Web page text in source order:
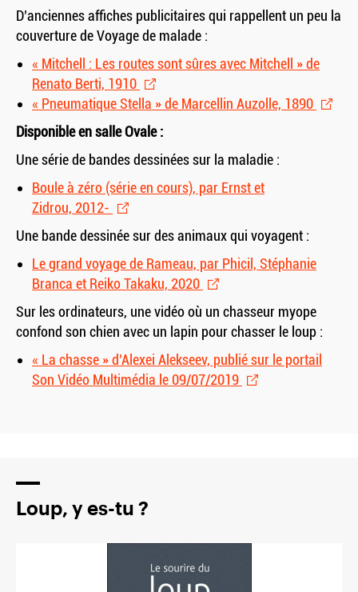
D’anciennes affiches publicitaires qui rappellent un peu la
couverture de Voyage de malade :
« Mitchell : Les routes sont sûres avec Mitchell » de
Renato Berti, 1910
« Pneumatique Stella » de Marcellin Auzolle, 1890
Disponible en salle Ovale :
Une série de bandes dessinées sur la maladie :
Boule à zéro (série en cours), par Ernst et
Zidrou, 2012-
Une bande dessinée sur des animaux qui voyagent :
Le grand voyage de Rameau, par Phicil, Stéphanie
Branca et Reiko Takaku, 2020
Sur les ordinateurs, une vidéo où un chasseur myope
confond son chien avec un lapin pour chasser le loup :
« La chasse » d’Alexei Alekseev, publié sur le portail
Son Vidéo Multimédia le 09/07/2019
Loup, y es-tu ?